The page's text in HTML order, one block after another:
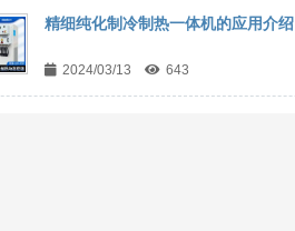
精细纯化制冷制热一体机的应用介绍
2024/03/13 643